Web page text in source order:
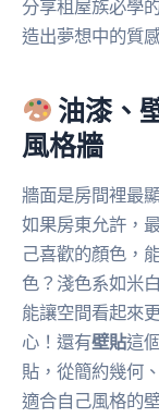
分享租屋族必學
造出夢想中的質
油漆、
風格牆
牆面是房間裡最
如果房東允許，
己喜歡的顏色，
色？淺色系如米
能讓空間看起來
心！還有壁貼這
貼，從簡約幾何
適合自己風格的